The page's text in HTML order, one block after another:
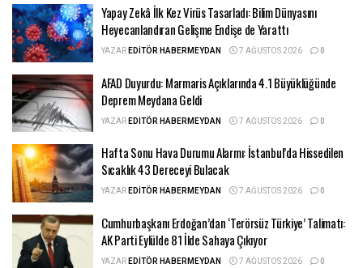
Yapay Zekâ İlk Kez Virüs Tasarladı: Bilim Dünyasını
Heyecanlandıran Gelişme Endişe de Yarattı
YAZAREDITÖR HABERMEYDAN 7 AĞUSTOS 2026 0
AFAD Duyurdu: Marmaris Açıklarında 4.1 Büyüklüğünde
Deprem Meydana Geldi
YAZAREDITÖR HABERMEYDAN 7 AĞUSTOS 2026 0
Hafta Sonu Hava Durumu Alarmı: İstanbul’da Hissedilen
Sıcaklık 43 Dereceyi Bulacak
YAZAREDITÖR HABERMEYDAN 7 AĞUSTOS 2026 0
Cumhurbaşkanı Erdoğan’dan ‘Terörsüz Türkiye’ Talimatı:
AK Parti Eylülde 81 İlde Sahaya Çıkıyor
YAZAREDITÖR HABERMEYDAN 7 AĞUSTOS 2026 0